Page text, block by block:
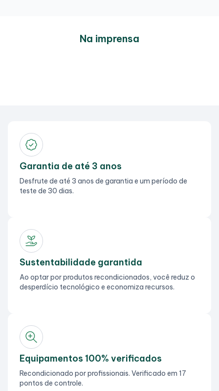
Na imprensa
Garantia de até 3 anos
Desfrute de até 3 anos de garantia e um período de
teste de 30 dias.
Sustentabilidade garantida
Ao optar por produtos recondicionados, você reduz o
desperdício tecnológico e economiza recursos.
Equipamentos 100% verificados
Recondicionado por profissionais. Verificado em 17
pontos de controle.